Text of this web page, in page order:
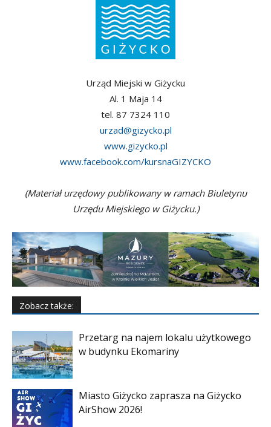
Urząd Miejski w Giżycku
Al. 1 Maja 14
tel. 87 7324 110
urzad@gizycko.pl
www.gizycko.pl
www.facebook.com/kursnaGIZYCKO
(Materiał urzędowy publikowany w ramach Biuletynu
Urzędu Miejskiego w Giżycku.)
Zobacz także:
Przetarg na najem lokalu użytkowego
w budynku Ekomariny
Miasto Giżycko zaprasza na Giżycko
AirShow 2026!